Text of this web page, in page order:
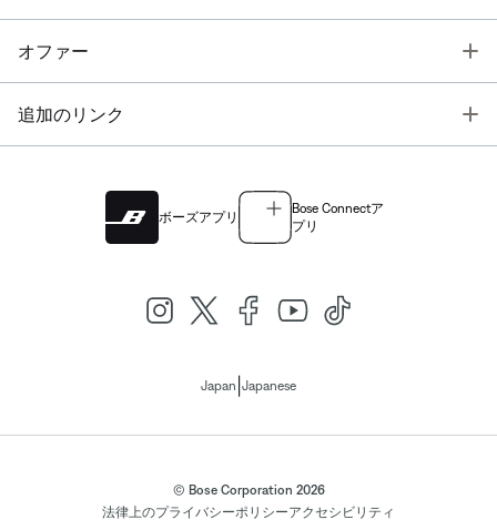
オファー
追加のリンク
ボーズアプリ
Bose Connectア
プリ
Japan Japanese
© Bose Corporation 2026
法律上のプライバシーポリシーアクセシビリティ